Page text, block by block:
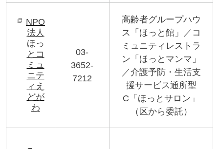
NPO
法人
ほっ
とコ
ミュ
ニテ
ィえ
どが
わ
03-
3652-
7212
高齢者グループハウ
ス「ほっと館」／コ
ミュニティレストラ
ン「ほっとマンマ」
／介護予防・生活支
援サービス通所型
C 「ほっとサロン」
（区から委託）